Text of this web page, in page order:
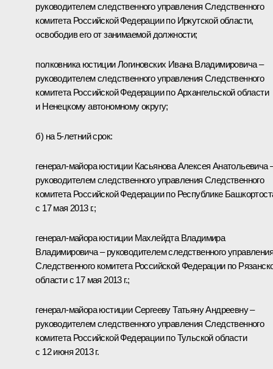
руководителем следственного управления Следственного
комитета Российской Федерации по Иркутской области,
освободив его от занимаемой должности;
полковника юстиции Логиновских Ивана Владимировича –
руководителем следственного управления Следственного
комитета Российской Федерации по Архангельской области
и Ненецкому автономному округу;
б) на 5-летний срок:
генерал-майора юстиции Касьянова Алексея Анатольевича
руководителем следственного управления Следственного
комитета Российской Федерации по Республике
с 17 мая 2013 г.;
генерал-майора юстиции Махлейдта Владимира
Владимировича – руководителем следственного управления
Следственного комитета Российской Федерации по
области с 17 мая 2013 г.;
генерал-майора юстиции Сергееву Татьяну Андреевну –
руководителем следственного управления Следственного
комитета Российской Федерации по Тульской области
с 12 июня 2013 г.